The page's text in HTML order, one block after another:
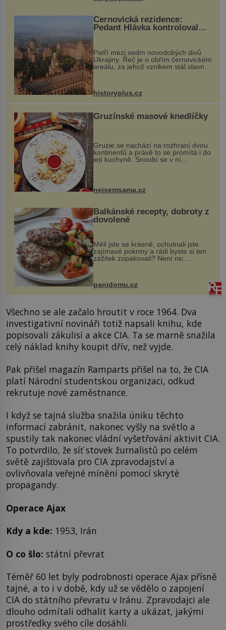
Černovická rezidence:
Pedant Hlávka kontroloval
Patří mezi sedm novodobých divů
Ukrajiny. Řeč je o obřím černovickém
areálu, za jehož vznikem stál slavný
český architekt Josef Hlávka. Ten si
na něm dal mimořádně záležet. Jeho
historyplus.cz
Gruzínské masové knedlíčky
Gruzie se nachází na rozhraní dvou
kontinentů a právě to se promítá i do
její kuchyně. Snoubí se v ní
evropské a asijské chutě a díky tomu
pokrmy, které rozhodně st...
nejsemsama.cz
Balkánské recepty, dobroty z
dovolené
Měli jste se krásně, ochutnali jste
zajímavé pokrmy a rádi byste si ten
zážitek zopakovali? Není nic
snazšího. Pljeskavica (10 porcí)
Možná jste ji ochutnali na dovolené v
bývalé Jugoslávii, lze ji vi...
panidomu.cz
Všechno se ale začalo hroutit v roce 1964. Dva
investigativní novináři totiž napsali knihu, kde
popisovali zákulisí a akce CIA. Ta se marně snažila
celý náklad knihy koupit dřív, než vyjde.
Pak přišel magazín Ramparts přišel na to, že CIA
platí Národní studentskou organizaci, odkud
rekrutuje nové zaměstnance.
I když se tajná služba snažila úniku těchto
informací zabránit, nakonec vyšly na světlo a
spustily tak nakonec vládní vyšetřování aktivit CIA.
To potvrdilo, že síť stovek žurnalistů po celém
světě zajišťovala pro CIA zpravodajství a
ovlivňovala veřejné mínění pomocí skryté
propagandy.
Operace Ajax
Kdy a kde: 1953, Irán
O co šlo: státní převrat
Téměř 60 let byly podrobnosti operace Ajax přísně
tajné, a to i v době, kdy už se vědělo o zapojení
CIA do státního převratu v Iránu. Zpravodajci ale
dlouho odmítali odhalit karty a ukázat, jakými
prostředky svého cíle dosáhli.